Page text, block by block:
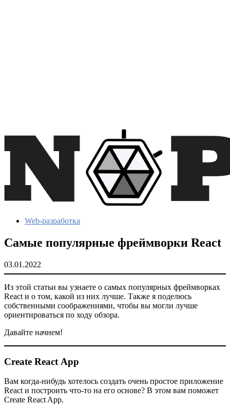
Web-разработка
Самые популярные фреймворки React
03.01.2022
Из этой статьи вы узнаете о самых популярных фреймворках
React и о том, какой из них лучше. Также я поделюсь
собственными соображениями, чтобы вы могли лучше
ориентироваться по ходу обзора.
Давайте начнем!
Create React App
Вам когда-нибудь хотелось создать очень простое приложение
React и построить что-то на его основе? В этом вам поможет
Create React App.